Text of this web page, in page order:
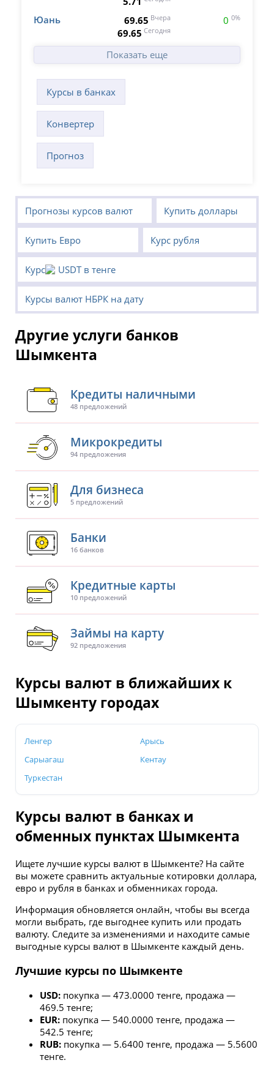
Юань 69.65 Вчера
69.65 Сегодня
00%
Показать еще
Курсы в банках
Конвертер
Прогноз
Прогнозы курсов валют Купить доллары
Купить Евро Курс рубля
Курс USDT в тенге
Курсы валют НБРК на дату
Другие услуги банков
Шымкента
Кредиты наличными
48 предложений
Микрокредиты
94 предложения
Для бизнеса
5 предложений
Банки
16 банков
Кредитные карты
10 предложений
Займы на карту
92 предложения
Курсы валют в ближайших к
Шымкенту городах
Ленгер
Арысь
Сарыагаш
Кентау
Туркестан
Курсы валют в банках и
обменных пунктах Шымкента
Ищете лучшие курсы валют в Шымкенте? На сайте
вы можете сравнить актуальные котировки доллара,
евро и рубля в банках и обменниках города.
Информация обновляется онлайн, чтобы вы всегда
могли выбрать, где выгоднее купить или продать
валюту. Следите за изменениями и находите самые
выгодные курсы валют в Шымкенте каждый день.
Лучшие курсы по Шымкенте
USD:покупка — 473.0000 тенге, продажа —
469.5 тенге;
EUR:покупка — 540.0000 тенге, продажа —
542.5 тенге;
RUB:покупка — 5.6400 тенге, продажа — 5.5600
тенге.